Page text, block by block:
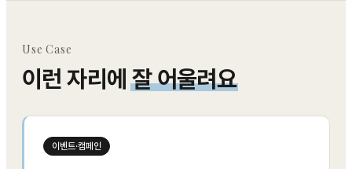
Use Case
이런 자리에잘 어울려요
이벤트·캠페인